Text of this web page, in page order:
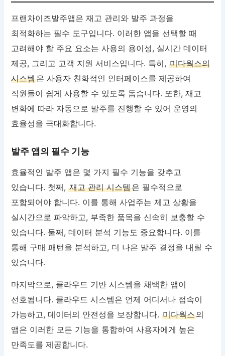
프랜차이즈발주앱은 재고 관리와 발주 과정을
최적화하는 필수 도구입니다. 이러한 앱을 선택할 때
고려해야 할 주요 요소는 사용의 용이성, 실시간 데이터
제공, 그리고 고객 지원 서비스입니다. 특히,미다웍스의
시스템은 사용자 친화적인 인터페이스를 제공하여
직원들이 쉽게 사용할 수 있도록 돕습니다. 또한, 재고
변화에 따라 자동으로 발주를 진행할 수 있어 운영의
효율성을 극대화합니다.
발주 앱의 필수 기능
효율적인 발주 앱은 몇 가지 필수 기능을 갖추고
있습니다. 첫째,재고 관리 시스템은 필수적으로
포함되어야 합니다. 이를 통해 사업주는 제고 상황을
실시간으로 파악하고, 부족한 품목을 신속히 보충할 수
있습니다. 둘째, 데이터 분석 기능도 중요합니다. 이를
통해 구매 패턴을 분석하고, 더 나은 발주 결정을 내릴 수
있습니다.
마지막으로, 클라우드 기반 시스템을 채택한 앱이
선호됩니다. 클라우드 시스템은 언제 어디서나 접속이
가능하고, 데이터의 안전성을 보장합니다.미다웍스의
앱은 이러한 모든 기능을 통합하여 사용자에게 높은
만족도를 제공합니다.